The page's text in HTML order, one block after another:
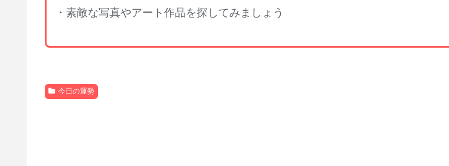
・素敵な写真やアート作品を探してみましょう
今日の運勢